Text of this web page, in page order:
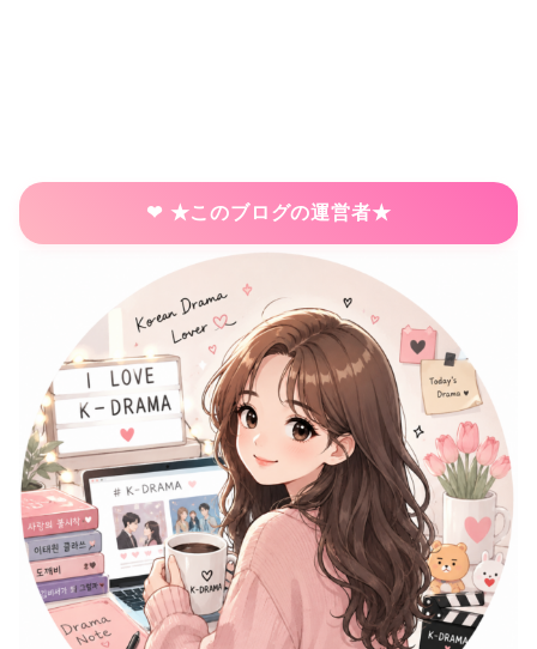
★このブログの運営者★